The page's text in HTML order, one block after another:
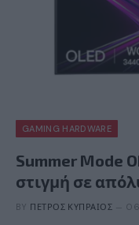
GAMING HARDWARE
Summer Mode
στιγμή σε
BY ΠΈΤΡΟΣ ΚΥΠΡΑΊΟΣ